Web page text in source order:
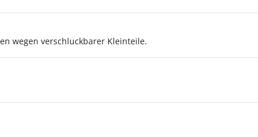
wegen verschluckbarer Kleinteile.